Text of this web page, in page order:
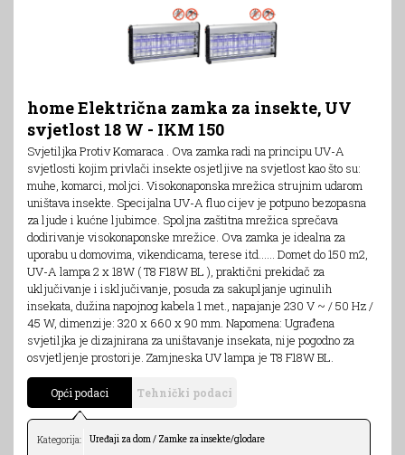
home Električna zamka za insekte, UV
svjetlost 18 W - IKM 150
Svjetiljka Protiv Komaraca . Ova zamka radi na principu UV-A
svjetlosti kojim privlači insekte osjetljive na svjetlost kao što su:
muhe, komarci, moljci. Visokonaponska mrežica strujnim udarom
uništava insekte. Specijalna UV-A fluo cijev je potpuno bezopasna
za ljude i kućne ljubimce. Spoljna zaštitna mrežica sprečava
dodirivanje visokonaponske mrežice. Ova zamka je idealna za
uporabu u domovima, vikendicama, terese itd...... Domet do 150 m2,
UV-A lampa 2 x 18W ( T8 F18W BL ), praktični prekidač za
uključivanje i isključivanje, posuda za sakupljanje uginulih
insekata, dužina napojnog kabela 1 met., napajanje 230 V ~ / 50 Hz /
45 W, dimenzije: 320 x 660 x 90 mm. Napomena: Ugrađena
svjetiljka je dizajnirana za uništavanje insekata, nije pogodno za
osvjetljenje prostorije. Zamjneska UV lampa je T8 F18W BL.
Opći podaci Tehnički podaci
Kategorija: Uređaji za dom / Zamke za insekte/glodare